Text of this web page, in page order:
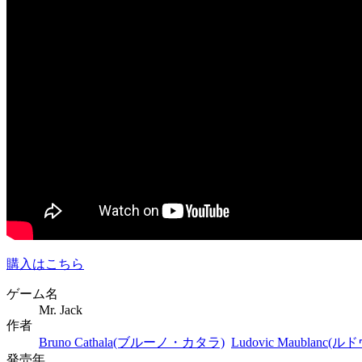
購入はこちら
ゲーム名
Mr. Jack
作者
Bruno Cathala(ブルーノ・カタラ) Ludovic Maublanc(ル
発売年